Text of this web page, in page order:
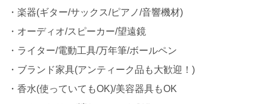
・楽器(ギター/サックス/ピアノ/音響機材)
・オーディオ/スピーカー/望遠鏡
・ライター/電動工具/万年筆/ボールペン
・ブランド家具(アンティーク品も大歓迎！)
・香水(使っていてもOK)/美容器具もOK